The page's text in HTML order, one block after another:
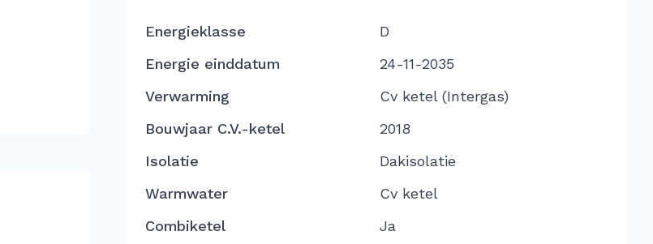
Energieklasse
D
Energie einddatum
24-11-2035
Verwarming
Cv ketel (Intergas)
Bouwjaar C.V.-ketel
2018
Isolatie
Dakisolatie
Warmwater
Cv ketel
Combiketel
Ja